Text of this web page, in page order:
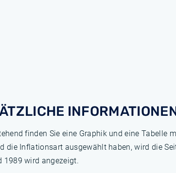
finden Sie eine Graphik und eine
die Inflationsart ausgewählt haben, wird die
1989 wird angezeigt.